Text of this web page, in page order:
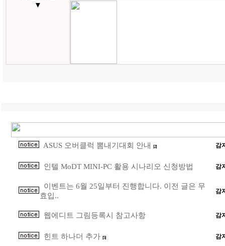
▼
ASUS 오버클럭 뽐내기대회 안내 [2] 감
인텔 MoDT MINI-PC 활용 시나리오 신청방법 감
이벤트는 6월 25일부터 진행합니다. 이전 글은 무
효입..
감
웹에디트 그림등록시 참고사항 감
힌트 하나더 추가 [5] 감